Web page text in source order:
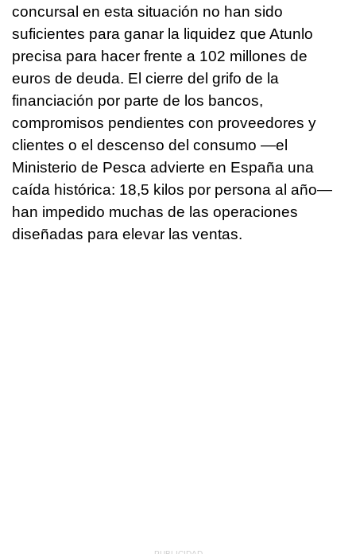
concursal en esta situación no han sido
suficientes para ganar la liquidez que Atunlo
precisa para hacer frente a 102 millones de
euros de deuda. El cierre del grifo de la
financiación por parte de los bancos,
compromisos pendientes con proveedores y
clientes o el descenso del consumo —el
Ministerio de Pesca advierte en España una
caída histórica: 18,5 kilos por persona al año—
han impedido muchas de las operaciones
diseñadas para elevar las ventas.